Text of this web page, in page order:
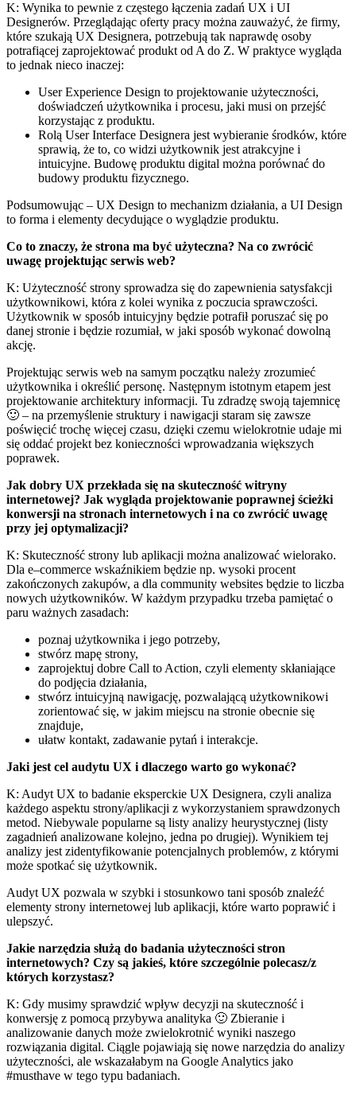
K: Wynika to pewnie z częstego łączenia zadań UX i UI
Designerów. Przeglądając oferty pracy można zauważyć, że firmy,
które szukają UX Designera, potrzebują tak naprawdę osoby
potrafiącej zaprojektować produkt od A do Z. W praktyce wygląda
to jednak nieco inaczej:
User Experience Design to projektowanie użyteczności,
doświadczeń użytkownika i procesu, jaki musi on przejść
korzystając z produktu.
Rolą User Interface Designera jest wybieranie środków, które
sprawią, że to, co widzi użytkownik jest atrakcyjne i
intuicyjne. Budowę produktu digital można porównać do
budowy produktu fizycznego.
Podsumowując – UX Design to mechanizm działania, a UI Design
to forma i elementy decydujące o wyglądzie produktu.
Co to znaczy, że strona ma być użyteczna? Na co zwrócić
uwagę projektując serwis web?
K: Użyteczność strony sprowadza się do zapewnienia satysfakcji
użytkownikowi, która z kolei wynika z poczucia sprawczości.
Użytkownik w sposób intuicyjny będzie potrafił poruszać się po
danej stronie i będzie rozumiał, w jaki sposób wykonać dowolną
akcję.
Projektując serwis web na samym początku należy zrozumieć
użytkownika i określić personę. Następnym istotnym etapem jest
projektowanie architektury informacji. Tu zdradzę swoją tajemnicę
🙂 – na przemyślenie struktury i nawigacji staram się zawsze
poświęcić trochę więcej czasu, dzięki czemu wielokrotnie udaje mi
się oddać projekt bez konieczności wprowadzania większych
poprawek.
Jak dobry UX przekłada się na skuteczność witryny
internetowej? Jak wygląda projektowanie poprawnej ścieżki
konwersji na stronach internetowych i na co zwrócić uwagę
przy jej optymalizacji?
K: Skuteczność strony lub aplikacji można analizować wielorako.
Dla e–commerce wskaźnikiem będzie np. wysoki procent
zakończonych zakupów, a dla community websites będzie to liczba
nowych użytkowników. W każdym przypadku trzeba pamiętać o
paru ważnych zasadach:
poznaj użytkownika i jego potrzeby,
stwórz mapę strony,
zaprojektuj dobre Call to Action, czyli elementy skłaniające
do podjęcia działania,
stwórz intuicyjną nawigację, pozwalającą użytkownikowi
zorientować się, w jakim miejscu na stronie obecnie się
znajduje,
ułatw kontakt, zadawanie pytań i interakcje.
Jaki jest cel audytu UX i dlaczego warto go wykonać?
K: Audyt UX to badanie eksperckie UX Designera, czyli analiza
każdego aspektu strony/aplikacji z wykorzystaniem sprawdzonych
metod. Niebywale popularne są listy analizy heurystycznej (listy
zagadnień analizowane kolejno, jedna po drugiej). Wynikiem tej
analizy jest zidentyfikowanie potencjalnych problemów, z którymi
może spotkać się użytkownik.
Audyt UX pozwala w szybki i stosunkowo tani sposób znaleźć
elementy strony internetowej lub aplikacji, które warto poprawić i
ulepszyć.
Jakie narzędzia służą do badania użyteczności stron
internetowych? Czy są jakieś, które szczególnie polecasz/z
których korzystasz?
K: Gdy musimy sprawdzić wpływ decyzji na skuteczność i
konwersję z pomocą przybywa analityka 🙂 Zbieranie i
analizowanie danych może zwielokrotnić wyniki naszego
rozwiązania digital. Ciągle pojawiają się nowe narzędzia do analizy
użyteczności, ale wskazałabym na Google Analytics jako
#musthave w tego typu badaniach.